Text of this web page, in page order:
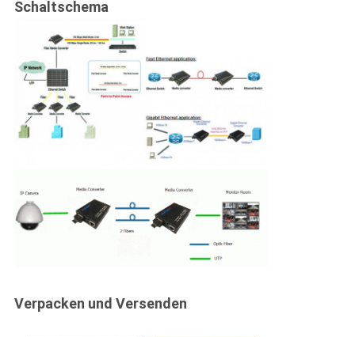
Schaltschema
Verpacken und Versenden